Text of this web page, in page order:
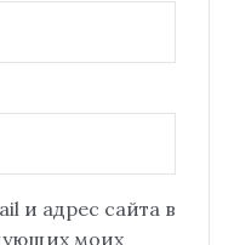
и адрес сайта в
моих